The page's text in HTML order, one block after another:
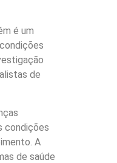
é um
de
condições
A
de saúde